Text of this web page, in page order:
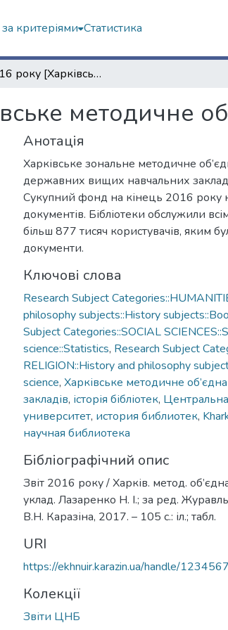
критеріями Статистика
Звіт 2016 року [Харківське методичне об’єднання бібліотек внз]
методичне
Анотація
Харківське зональне методичне
державних вищих навчальних
Сукупний фонд на кінець 2016 року
документів. Бібліотеки обслужили
більш 877 тисяч користувачів, яким
документи.
Ключові слова
Research Subject
philosophy subjects::History
Subject Categories::SOCIAL
science::Statistics, Research Subject
RELIGION::History and philosophy
science, Харківське методичне
закладів, історія бібліотек, Центральна
университет, история библиотек,
научная библиотека
Бібліографічний опис
Звіт 2016 року / Харків. метод.
уклад. Лазаренко Н. І.; за ред.
В.Н. Каразіна, 2017. – 105 с.: іл.; табл.
URI
https://ekhnuir.karazin.ua/handle/
Колекції
Звіти ЦНБ